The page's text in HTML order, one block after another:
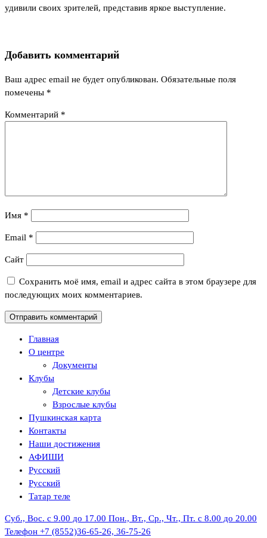
удивили своих зрителей, представив яркое выступление.
Добавить комментарий
Ваш адрес email не будет опубликован. Обязательные поля
помечены *
Комментарий *
Имя *
Email *
Сайт
Сохранить моё имя, email и адрес сайта в этом браузере для
последующих моих комментариев.
Главная
О центре
Документы
Клубы
Детские клубы
Взрослые клубы
Пушкинская карта
Контакты
Наши достижения
АФИШИ
Русский
Русский
Татар теле
Суб., Вос. с 9.00 до 17.00 Пон., Вт., Ср., Чт., Пт. с 8.00 до 20.00
Телефон +7 (8552)36-65-26, 36-75-26